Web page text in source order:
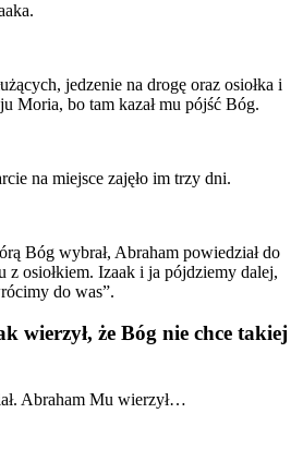
jedzenie na drogę oraz osiołka i
Moria, bo tam kazał mu pójść Bóg.
na miejsce zajęło im trzy dni.
Bóg wybrał, Abraham powiedział do
z osiołkiem. Izaak i ja pójdziemy dalej,
do was”.
wierzył, że Bóg nie chce takiej
Abraham Mu wierzył…